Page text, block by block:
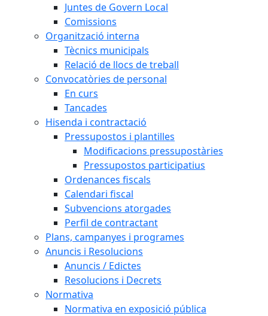
Juntes de Govern Local
Comissions
Organització interna
Tècnics municipals
Relació de llocs de treball
Convocatòries de personal
En curs
Tancades
Hisenda i contractació
Pressupostos i plantilles
Modificacions pressupostàries
Pressupostos participatius
Ordenances fiscals
Calendari fiscal
Subvencions atorgades
Perfil de contractant
Plans, campanyes i programes
Anuncis i Resolucions
Anuncis / Edictes
Resolucions i Decrets
Normativa
Normativa en exposició pública